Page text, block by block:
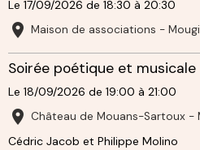
Le 17/09/2026 de 18:30 à 20:30
Maison de associations -
Soirée poétique et musicale
Le 18/09/2026 de 19:00 à 21:00
Château de Mouans-Sartoux -
Cédric Jacob et Philippe Molino